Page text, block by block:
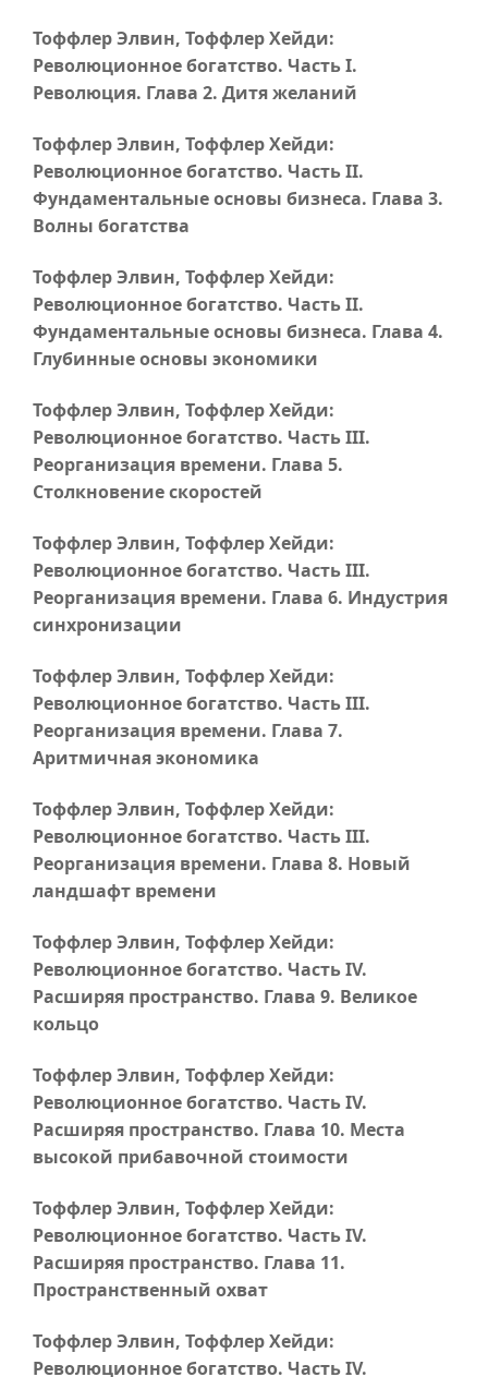
Тоффлер Элвин, Тоффлер Хейди:
Революционное богатство. Часть I.
Революция. Глава 2. Дитя желаний
Тоффлер Элвин, Тоффлер Хейди:
Революционное богатство. Часть II.
Фундаментальные основы бизнеса. Глава 3.
Волны богатства
Тоффлер Элвин, Тоффлер Хейди:
Революционное богатство. Часть II.
Фундаментальные основы бизнеса. Глава 4.
Глубинные основы экономики
Тоффлер Элвин, Тоффлер Хейди:
Революционное богатство. Часть III.
Реорганизация времени. Глава 5.
Столкновение скоростей
Тоффлер Элвин, Тоффлер Хейди:
Революционное богатство. Часть III.
Реорганизация времени. Глава 6. Индустрия
синхронизации
Тоффлер Элвин, Тоффлер Хейди:
Революционное богатство. Часть III.
Реорганизация времени. Глава 7.
Аритмичная экономика
Тоффлер Элвин, Тоффлер Хейди:
Революционное богатство. Часть III.
Реорганизация времени. Глава 8. Новый
ландшафт времени
Тоффлер Элвин, Тоффлер Хейди:
Революционное богатство. Часть IV.
Расширяя пространство. Глава 9. Великое
кольцо
Тоффлер Элвин, Тоффлер Хейди:
Революционное богатство. Часть IV.
Расширяя пространство. Глава 10. Места
высокой прибавочной стоимости
Тоффлер Элвин, Тоффлер Хейди:
Революционное богатство. Часть IV.
Расширяя пространство. Глава 11.
Пространственный охват
Тоффлер Элвин, Тоффлер Хейди:
Революционное богатство. Часть IV.